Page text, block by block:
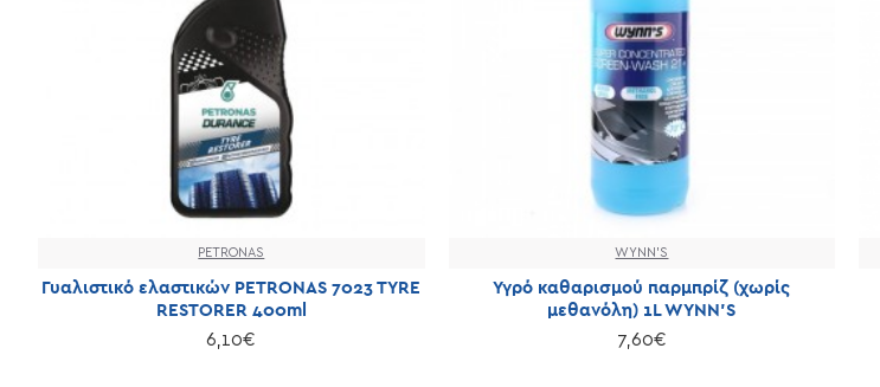
PETRONAS
Γυαλιστικό ελαστικών PETRONAS 7023 TYRE
RESTORER 400ml
6,10€
WYNN'S
Υγρό καθαρισμού παρμπρίζ (χωρίς
μεθανόλη) 1L WYNN'S
7,60€